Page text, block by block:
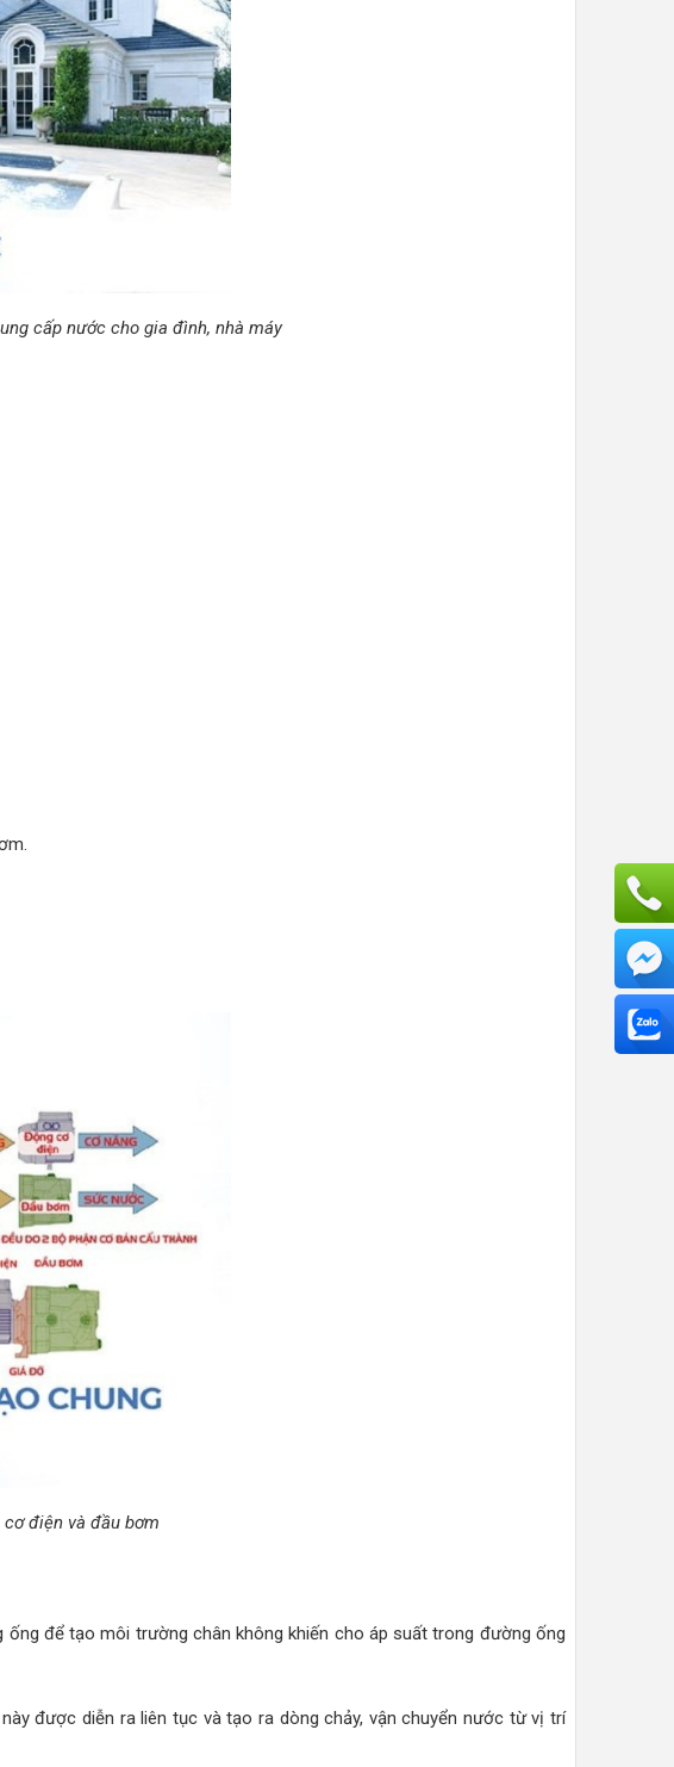
cấp nước cho gia đình, nhà máy
điện và đầu bơm
để tạo môi trường chân không khiến cho áp suất trong đường ống
được diễn ra liên tục và tạo ra dòng chảy, vận chuyển nước từ vị trí